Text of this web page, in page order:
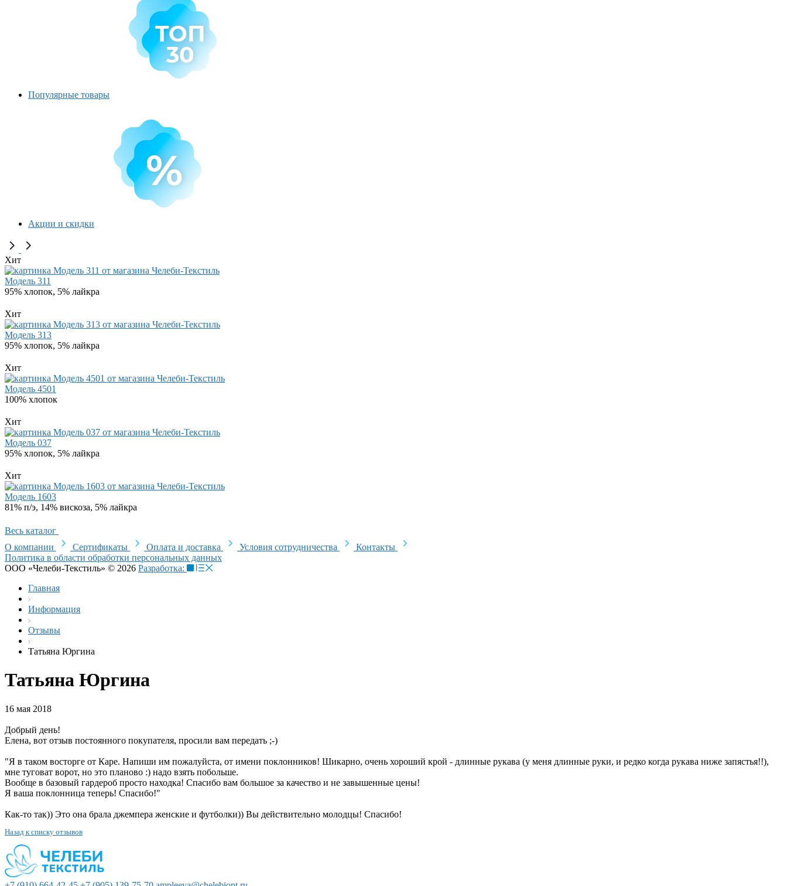
Популярные товары
Акции и скидки
Хит
Модель 311
95% хлопок, 5% лайкра
Хит
Модель 313
95% хлопок, 5% лайкра
Хит
Модель 4501
100% хлопок
Хит
Модель 037
95% хлопок, 5% лайкра
Хит
Модель 1603
81% п/э, 14% вискоза, 5% лайкра
Весь каталог
О компании
Сертификаты Оплата и доставка Условия сотрудничества
Контакты
Политика в области обработки персональных данных
ООО «Челеби-Текстиль» © 2026 Разработка:
Главная
Информация
Отзывы
Татьяна Юргина
Татьяна Юргина
16 мая 2018
Добрый день!
Елена, вот отзыв постоянного покупателя, просили вам передать ;-)
"Я в таком восторге от Каре. Напиши им пожалуйста, от имени поклонников! Шикарно, очень хороший крой - длинные рукава (у меня длинные руки, и редко когда рукава ниже запястья!!),
мне туговат ворот, но это планово :) надо взять побольше.
Вообще в базовый гардероб просто находка! Спасибо вам большое за качество и не завышенные цены!
Я ваша поклонница теперь! Спасибо!"
Как-то так)) Это она брала джемпера женские и футболки)) Вы действительно молодцы! Спасибо!
Назад к списку отзывов